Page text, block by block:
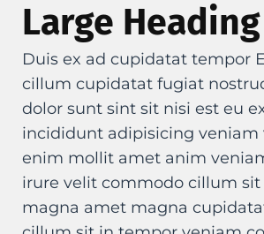
Large Heading
Duis ex ad cupidatat tempor
cillum cupidatat fugiat
dolor sunt sint sit nisi est eu
incididunt adipisicing
enim mollit amet anim
irure velit commodo cillum
magna amet magna